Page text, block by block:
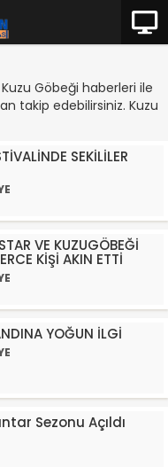
Göbeği haberleri ile
takip edebilirsiniz. Kuzu
SEKİLİLER
VE KUZUGÖBEĞİ
KİŞİ AKIN ETTİ
YOĞUN İLGİ
Sezonu Açıldı